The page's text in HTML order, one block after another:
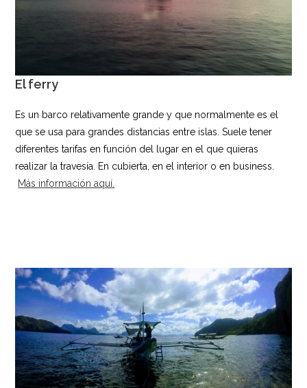
El ferry
Es un barco relativamente grande y que normalmente es el
que se usa para grandes distancias entre islas. Suele tener
diferentes tarifas en función del lugar en el que quieras
realizar la travesía. En cubierta, en el interior o en business.
Más información aquí.